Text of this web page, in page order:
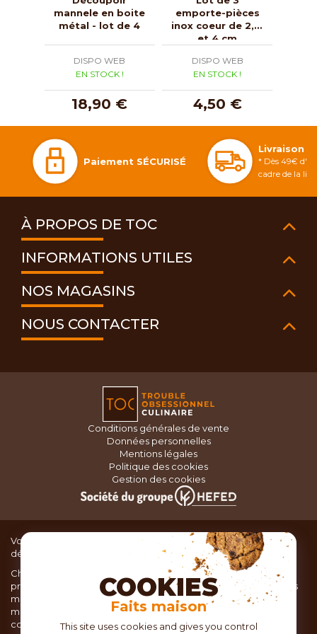
mannele en boite
métal - lot de 4
DISPO WEB
EN STOCK !
18,90 €
emporte-pièces
inox coeur de 2, 3
et 4 cm
DISPO WEB
EN STOCK !
4,50 €
Paiement SÉCURISÉ
Livraison
* Dès 49€
cadre de la
À PROPOS DE TOC
INFORMATIONS UTILES
NOS MAGASINS
NOUS CONTACTER
Conditions générales de vente
Données personnelles
Mentions légales
Politique des cookies
Gestion des cookies
Vous recherchez du matériel de cuisine pour concocter de
délicieux plats ou des pâtisseries dignes d’un grand chef ?
Chez TOC, boutique d’ustensiles de cuisine, nous vous
proposons une large sélection de produits issus des meilleures
marques de matériel de cuisine: Ustensiles de pâtisserie,
matériel de cuisson, service de table, ustensiles de cuisine,
coutellerie, set picnic.
COOKIES
Faits maison
This site uses cookies and gives you control